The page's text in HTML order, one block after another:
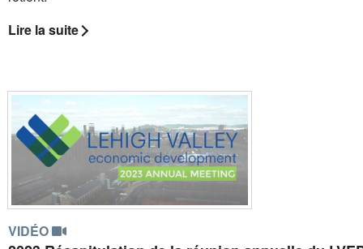
Lire la suite
VIDÉO